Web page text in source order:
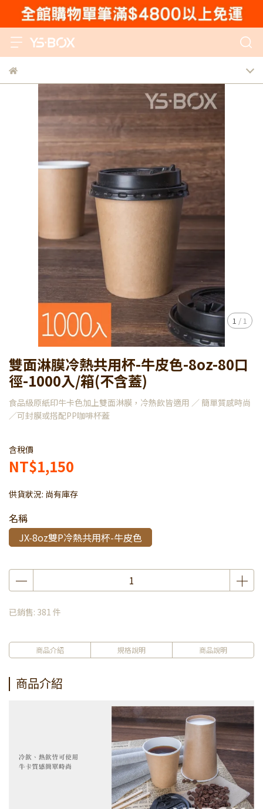
1 / 1
雙面淋膜冷熱共用杯-牛皮色-8oz-80口
徑-1000入/箱(不含蓋)
食品級原紙印牛卡色加上雙面淋膜，冷熱飲皆適用 ／ 簡單質感時尚
／可封膜或搭配PP咖啡杯蓋
含稅價
NT$1,150
供貨狀況: 尚有庫存
名稱
JX-8oz雙P冷熱共用杯-牛皮色
已銷售: 381 件
商品介紹 規格說明 商品說明
商品介紹